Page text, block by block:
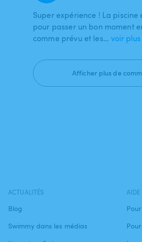
Super expérience ! La
pour passer un bon moment
comme prévu et les… voir plus
Afficher plus de
ACTUALITÉS
Blog
Swimmy dans les médias
AIDE